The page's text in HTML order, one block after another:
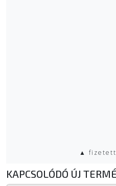
▲
KAPCSOLÓDÓ ÚJ